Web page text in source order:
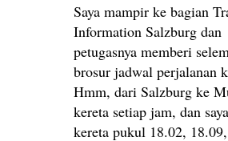
Saya mampir ke bagian
Information Salzburg dan
petugasnya memberi
brosur jadwal perjalanan
Hmm, dari Salzburg ke
kereta setiap jam, dan
kereta pukul 18.02,